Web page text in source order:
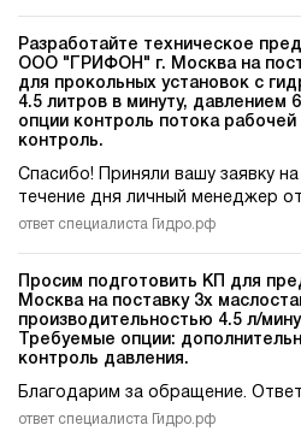
Разработайте техническое
ООО "ГРИФОН" г. Москва на
для прокольных установок c
4.5 литров в минуту, давлением
опции контроль потока
контроль.
Спасибо! Приняли вашу заявку
течение дня личный менеджер
ответ специалиста Гидро.рф
Просим подготовить КП для
Москва на поставку 3х
производительностью 4.5 л/
Требуемые опции:
контроль давления.
Благодарим за обращение.
ответ специалиста Гидро.рф